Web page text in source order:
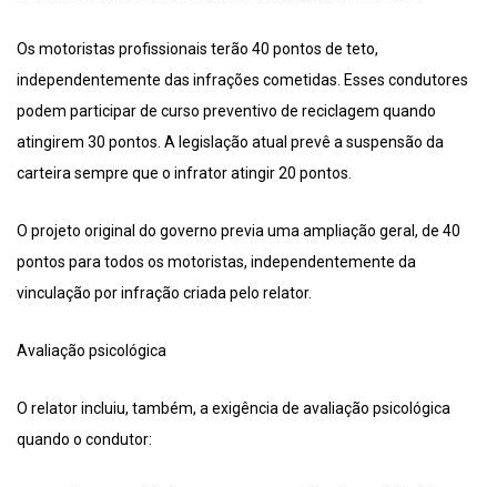
Os motoristas profissionais terão 40 pontos de teto,
independentemente das infrações cometidas. Esses condutores
podem participar de curso preventivo de reciclagem quando
atingirem 30 pontos. A legislação atual prevê a suspensão da
carteira sempre que o infrator atingir 20 pontos.
O projeto original do governo previa uma ampliação geral, de 40
pontos para todos os motoristas, independentemente da
vinculação por infração criada pelo relator.
Avaliação psicológica
O relator incluiu, também, a exigência de avaliação psicológica
quando o condutor: